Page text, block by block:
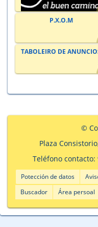
P.X.O.M
TABOLEIRO DE
©
Plaza
Teléfono contacto:
Potección de datos
Buscador
Área persoal